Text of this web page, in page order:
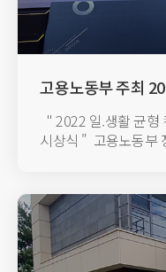
고용노동부 주최
" 2022 일.생활 균형
시상식 "​ ​ 고용노동부